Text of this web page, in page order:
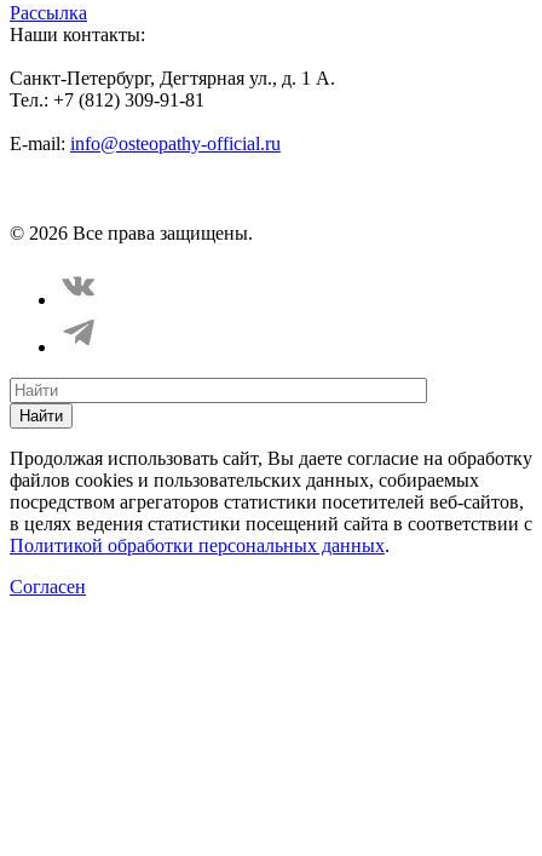
Рассылка
Наши контакты:
Санкт-Петербург, Дегтярная ул., д. 1 А.
Тел.: +7 (812) 309-91-81
E-mail: info@osteopathy-official.ru
© 2026 Все права защищены.
Найти
Продолжая использовать сайт, Вы даете согласие на обработку
файлов cookies и пользовательских данных, собираемых
посредством агрегаторов статистики посетителей веб-сайтов,
в целях ведения статистики посещений сайта в соответствии с
Политикой обработки персональных данных.
Согласен